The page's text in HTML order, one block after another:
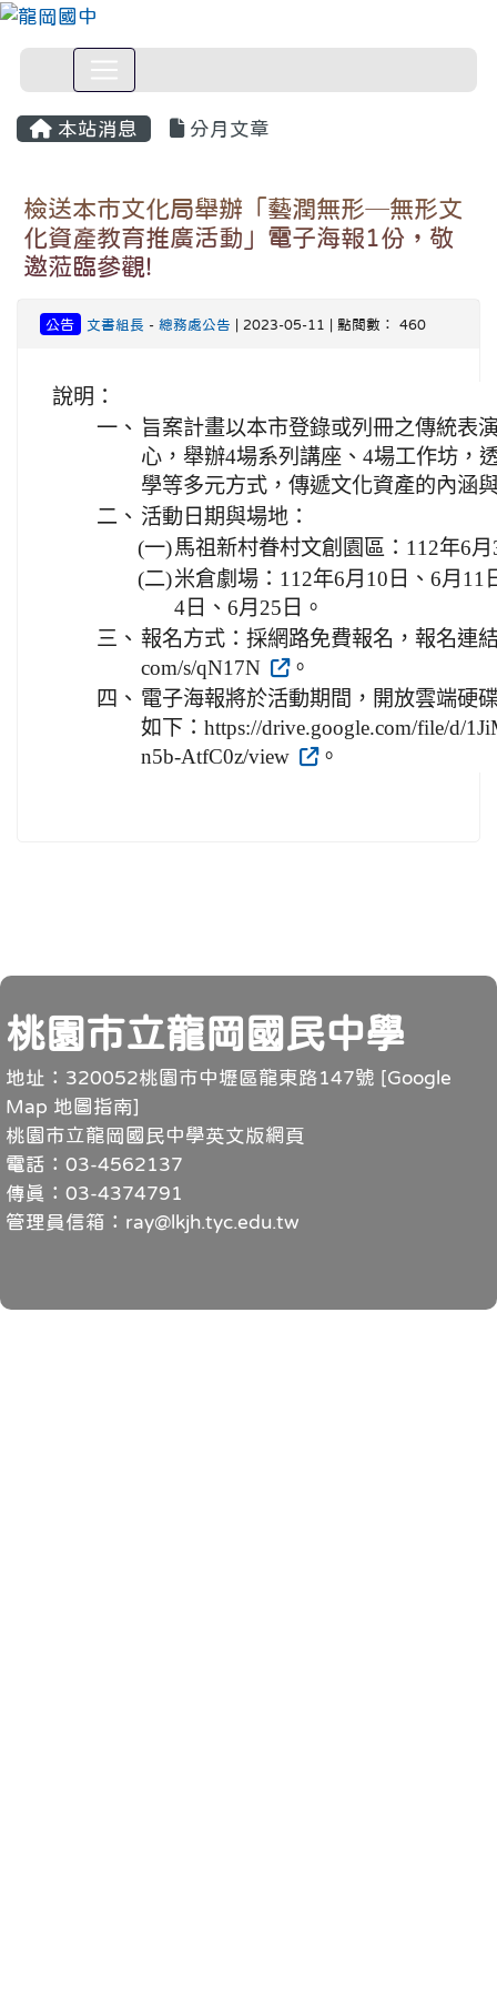
本站消息 分月文章
檢送本市文化局舉辦「藝潤無形─無形文
化資產教育推廣活動」電子海報1份，敬
邀蒞臨參觀!
公告 文書組長 - 總務處公告 | 2023-05-11 | 點閱數： 460
說明：
一、 旨案計畫以本市登錄或列冊之傳統表
心，舉辦4場系列講座、4場工作坊，
學等多元方式，傳遞文化資產的內涵
二、 活動日期與場地：
(一)馬祖新村眷村文創園區：112年6
(二)米倉劇場：112年6月10日、6月11
4日、6月25日。
三、 報名方式：採網路免費報名，報名連
com/s/qN17N
。
四、 電子海報將於活動期間，開放雲端硬
如下：https://drive.google.com/file/d/
n5b-AtfC0z/view
。
頁尾
桃園市立龍岡國民中學
地址：320052桃園市中壢區龍東路147號 [Google
Map 地圖指南]
桃園市立龍岡國民中學英文版網頁
電話：03-4562137
傳真：03-4374791
管理員信箱：ray@lkjh.tyc.edu.tw